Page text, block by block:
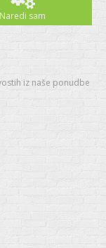
Naredi sam
iz naše ponudbe